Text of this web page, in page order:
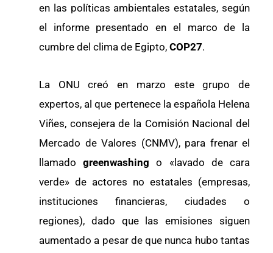
en las políticas ambientales estatales, según
el informe presentado en el marco de la
cumbre del clima de Egipto, COP27.
La ONU creó en marzo este grupo de
expertos, al que pertenece la española Helena
Viñes, consejera de la Comisión Nacional del
Mercado de Valores (CNMV), para frenar el
llamadogreenwashing o «lavado de cara
verde» de actores no estatales (empresas,
instituciones financieras, ciudades o
regiones), dado que las emisiones siguen
aumentado a pesar de que nunca hubo tantas